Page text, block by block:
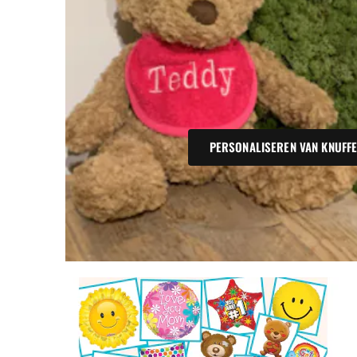
PERSONALISEREN VAN